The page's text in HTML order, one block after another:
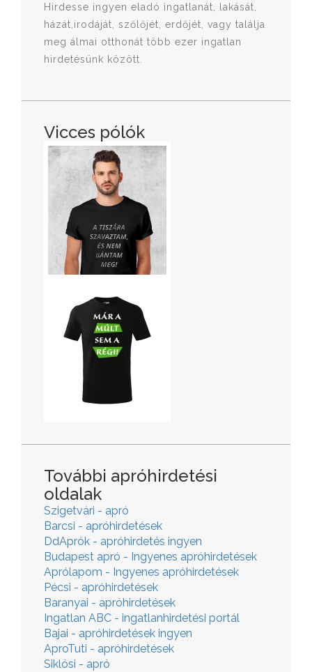
Hirdesse ingyen eladó ingatlanát, lakását,
házát,irodáját, szőlőjét, erdőjét, vagy találja
meg álmai otthonát több ezer ingatlan
hirdetésünk között.
Vicces pólók
További apróhirdetési
oldalak
Szigetvári - apró
Barcsi - apróhirdetések
DdAprók - apróhirdetés ingyen
Budapest apró - Ingyenes apróhirdetések
Aprólapom - Ingyenes apróhirdetések
Pécsi - apróhirdetések
Baranyai - apróhirdetések
Ingatlan ABC - ingatlanhirdetési portál
Bajai - apróhirdetések ingyen
AproTuti - apróhirdetések
Siklósi - apró